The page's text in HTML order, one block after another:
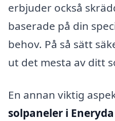
erbjuder också
baserade på din
behov. På så sätt
ut det mesta av ditt
En annan viktig
solpaneler i Eneryda